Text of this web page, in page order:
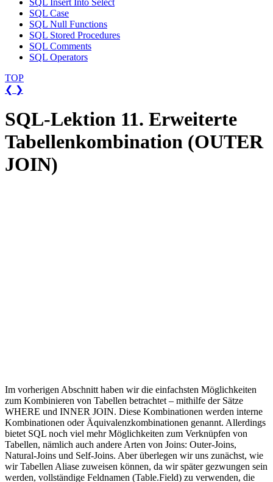
SQL Insert Into Select
SQL Case
SQL Null Functions
SQL Stored Procedures
SQL Comments
SQL Operators
TOP
❮ ❯
SQL-Lektion 11. Erweiterte
Tabellenkombination (OUTER
JOIN)
Im vorherigen Abschnitt haben wir die einfachsten Möglichkeiten
zum Kombinieren von Tabellen betrachtet – mithilfe der Sätze
WHERE und INNER JOIN. Diese Kombinationen werden interne
Kombinationen oder Äquivalenzkombinationen genannt. Allerdings
bietet SQL noch viel mehr Möglichkeiten zum Verknüpfen von
Tabellen, nämlich auch andere Arten von Joins: Outer-Joins,
Natural-Joins und Self-Joins. Aber überlegen wir uns zunächst, wie
wir Tabellen Aliase zuweisen können, da wir später gezwungen sein
werden, vollständige Feldnamen (Table.Field) zu verwenden, die